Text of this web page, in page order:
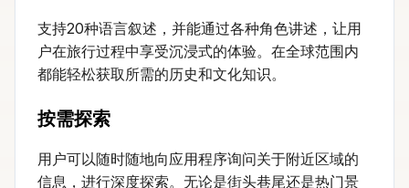
支持20种语言叙述，并能通过各种角色讲述，让用
户在旅行过程中享受沉浸式的体验。在全球范围内
都能轻松获取所需的历史和文化知识。
按需探索
用户可以随时随地向应用程序询问关于附近区域的
信息，进行深度探索。无论是街头巷尾还是热门景